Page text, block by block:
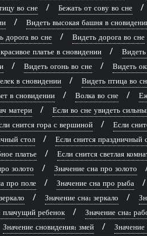
во сне Бежать от сову во сне
Видеть высокая башня в
дорога во сне Видеть дорога во сне
платье в сновидении Видеть
Видеть огонь во сне Видеть
в сновидении Видеть птица во
в сновидении Волка во сне
матери Если во сне увидеть
снится гора с вершиной Если
стол Если снится праздничный
платье Если снится светлая
золото Значение сна про золото
про поле Значение сна про рыба
Значение сна: зеркало
плачущий ребенок Значение сна:
Значение сновидения: змей